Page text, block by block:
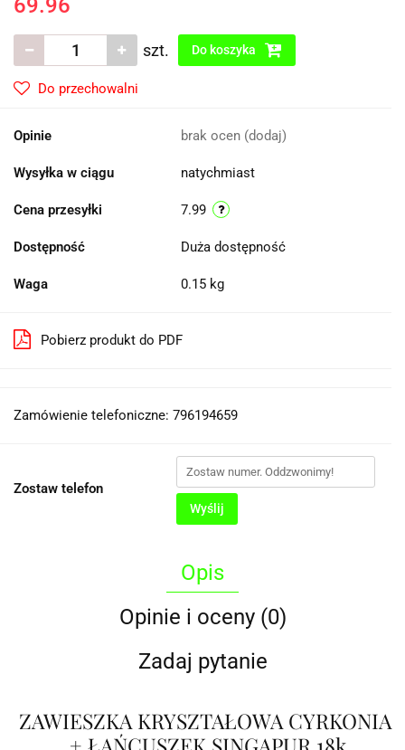
69.96
szt. Do koszyka
Do przechowalni
Opinie brak ocen (dodaj)
Wysyłka w ciągu natychmiast
Cena przesyłki 7.99
Dostępność Duża dostępność
Waga 0.15 kg
Pobierz produkt do PDF
Zamówienie telefoniczne: 796194659
Zostaw telefon
Wyślij
Opis
Opinie i oceny (0)
Zadaj pytanie
ZAWIESZKA KRYSZTAŁOWA CYRKONIA